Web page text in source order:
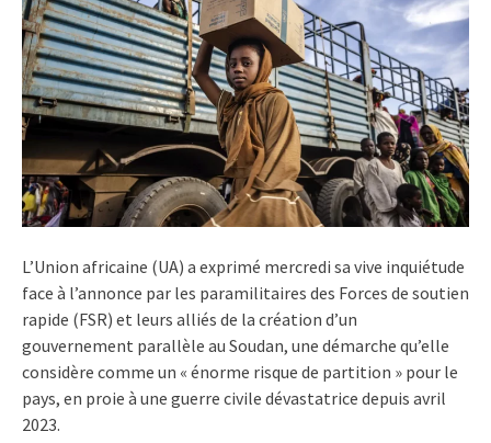
L’Union africaine (UA) a exprimé mercredi sa vive inquiétude
face à l’annonce par les paramilitaires des Forces de soutien
rapide (FSR) et leurs alliés de la création d’un
gouvernement parallèle au Soudan, une démarche qu’elle
considère comme un « énorme risque de partition » pour le
pays, en proie à une guerre civile dévastatrice depuis avril
2023.